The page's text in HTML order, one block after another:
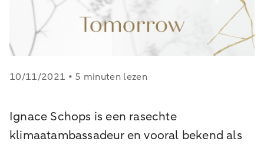
10/11/2021 • 5 minuten lezen
Ignace Schops is een rasechte
klimaatambassadeur en vooral bekend als